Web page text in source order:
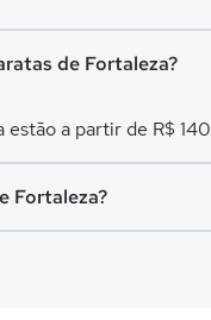
de Fortaleza?
estão a partir de R$
Fortaleza?